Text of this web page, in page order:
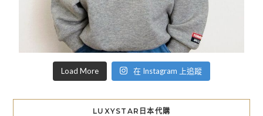
Load More 在 Instagram 上追蹤
LUXYSTAR日本代購